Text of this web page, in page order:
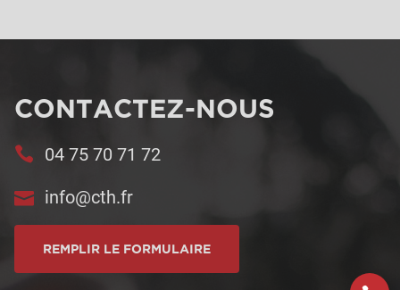
CONTACTEZ-NOUS
04 75 70 71 72
info@cth.fr
REMPLIR LE FORMULAIRE